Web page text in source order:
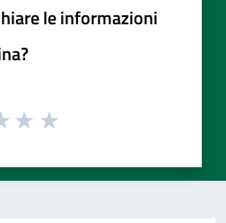
le informazioni